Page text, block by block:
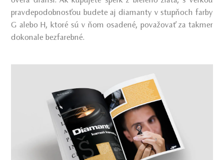
pravdepodobnosťou budete aj diamanty v stupňoch farby
G alebo H, ktoré sú v ňom osadené, považovať za takmer
dokonale bezfarebné.